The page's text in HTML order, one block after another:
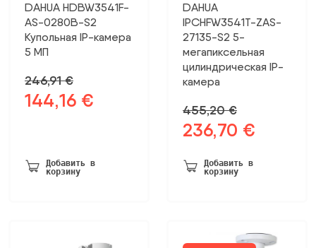
DAHUA HDBW3541F-
AS-0280B-S2
Купольная IP-камера
5 МП
246,91€
Первоначальная
144,16 €
Добавить в
корзину
DAHUA
IPCHFW3541T-ZAS-
27135-S2 5-
мегапиксельная
цилиндрическая IP-
камера
455,20€
Первоначальная
была:
455,20 €.
236,70 €
Добавить в
корзину